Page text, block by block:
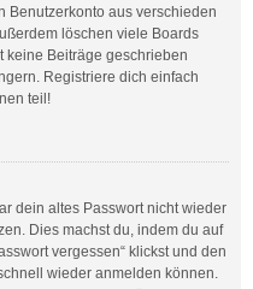
Benutzerkonto aus verschieden
löschen viele Boards
keine Beiträge geschrieben
Registriere dich einfach
teil!
dein altes Passwort nicht wieder
Dies machst du, indem du auf
vergessen“ klickst und den
wieder anmelden können.